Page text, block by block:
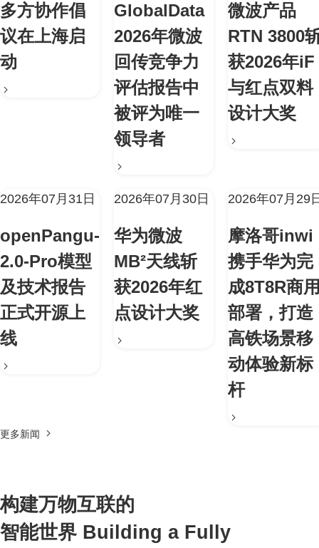
多方协作倡
议在上海启
动
GlobalData
2026年微波
回传竞争力
评估报告中
被评为唯一
领导者
微波产品
RTN 3800
获2026年iF
与红点双料
设计大奖
2026年07月31日
openPangu-
2.0-Pro模型
及技术报告
正式开源上
线
2026年07月30日
华为微波
MB²天线斩
获2026年红
点设计大奖
2026年07月29
摩洛哥inwi
携手华为完
成8T8R商
部署，打造
高铁场景移
动体验新标
杆
更多新闻
构建万物互联的
智能世界 Building a Fully